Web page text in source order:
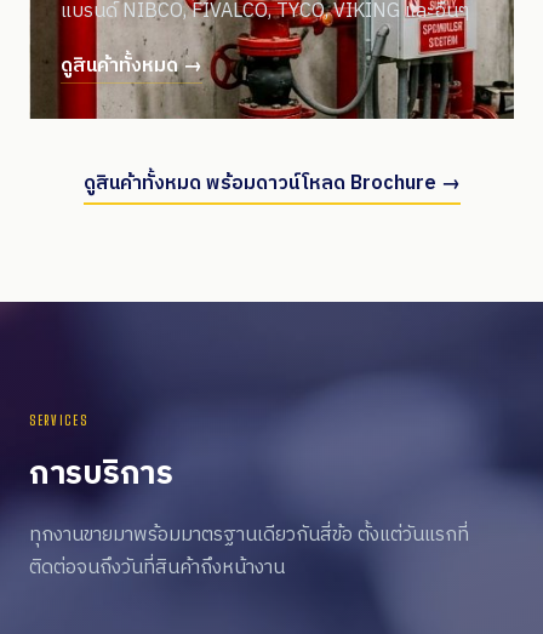
แบรนด์ NIBCO, FIVALCO, TYCO, VIKING และอื่นๆ
ดูสินค้าทั้งหมด →
ดูสินค้าทั้งหมด พร้อมดาวน์โหลด Brochure →
SERVICES
การบริการ
ทุกงานขายมาพร้อมมาตรฐานเดียวกันสี่ข้อ ตั้งแต่วันแรกที่
ติดต่อจนถึงวันที่สินค้าถึงหน้างาน